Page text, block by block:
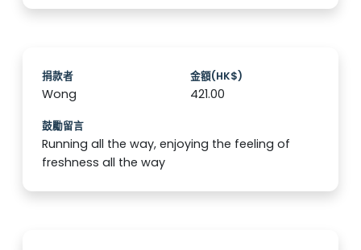
捐款者
Wong
金額(HK$)
421.00
鼓勵留言
Running all the way, enjoying the feeling of
freshness all the way